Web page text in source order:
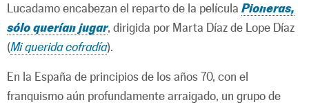
Lucadamo encabezan el reparto de la película Pioneras,
sólo querían jugar, dirigida por Marta Díaz de Lope Díaz
(Mi querida cofradía).
En la España de principios de los años 70, con el
franquismo aún profundamente arraigado, un grupo de